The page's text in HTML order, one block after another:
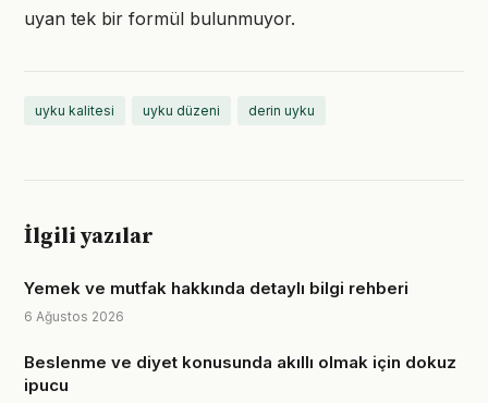
uyan tek bir formül bulunmuyor.
uyku kalitesi uyku düzeni derin uyku
İlgili yazılar
Yemek ve mutfak hakkında detaylı bilgi rehberi
6 Ağustos 2026
Beslenme ve diyet konusunda akıllı olmak için dokuz
ipucu